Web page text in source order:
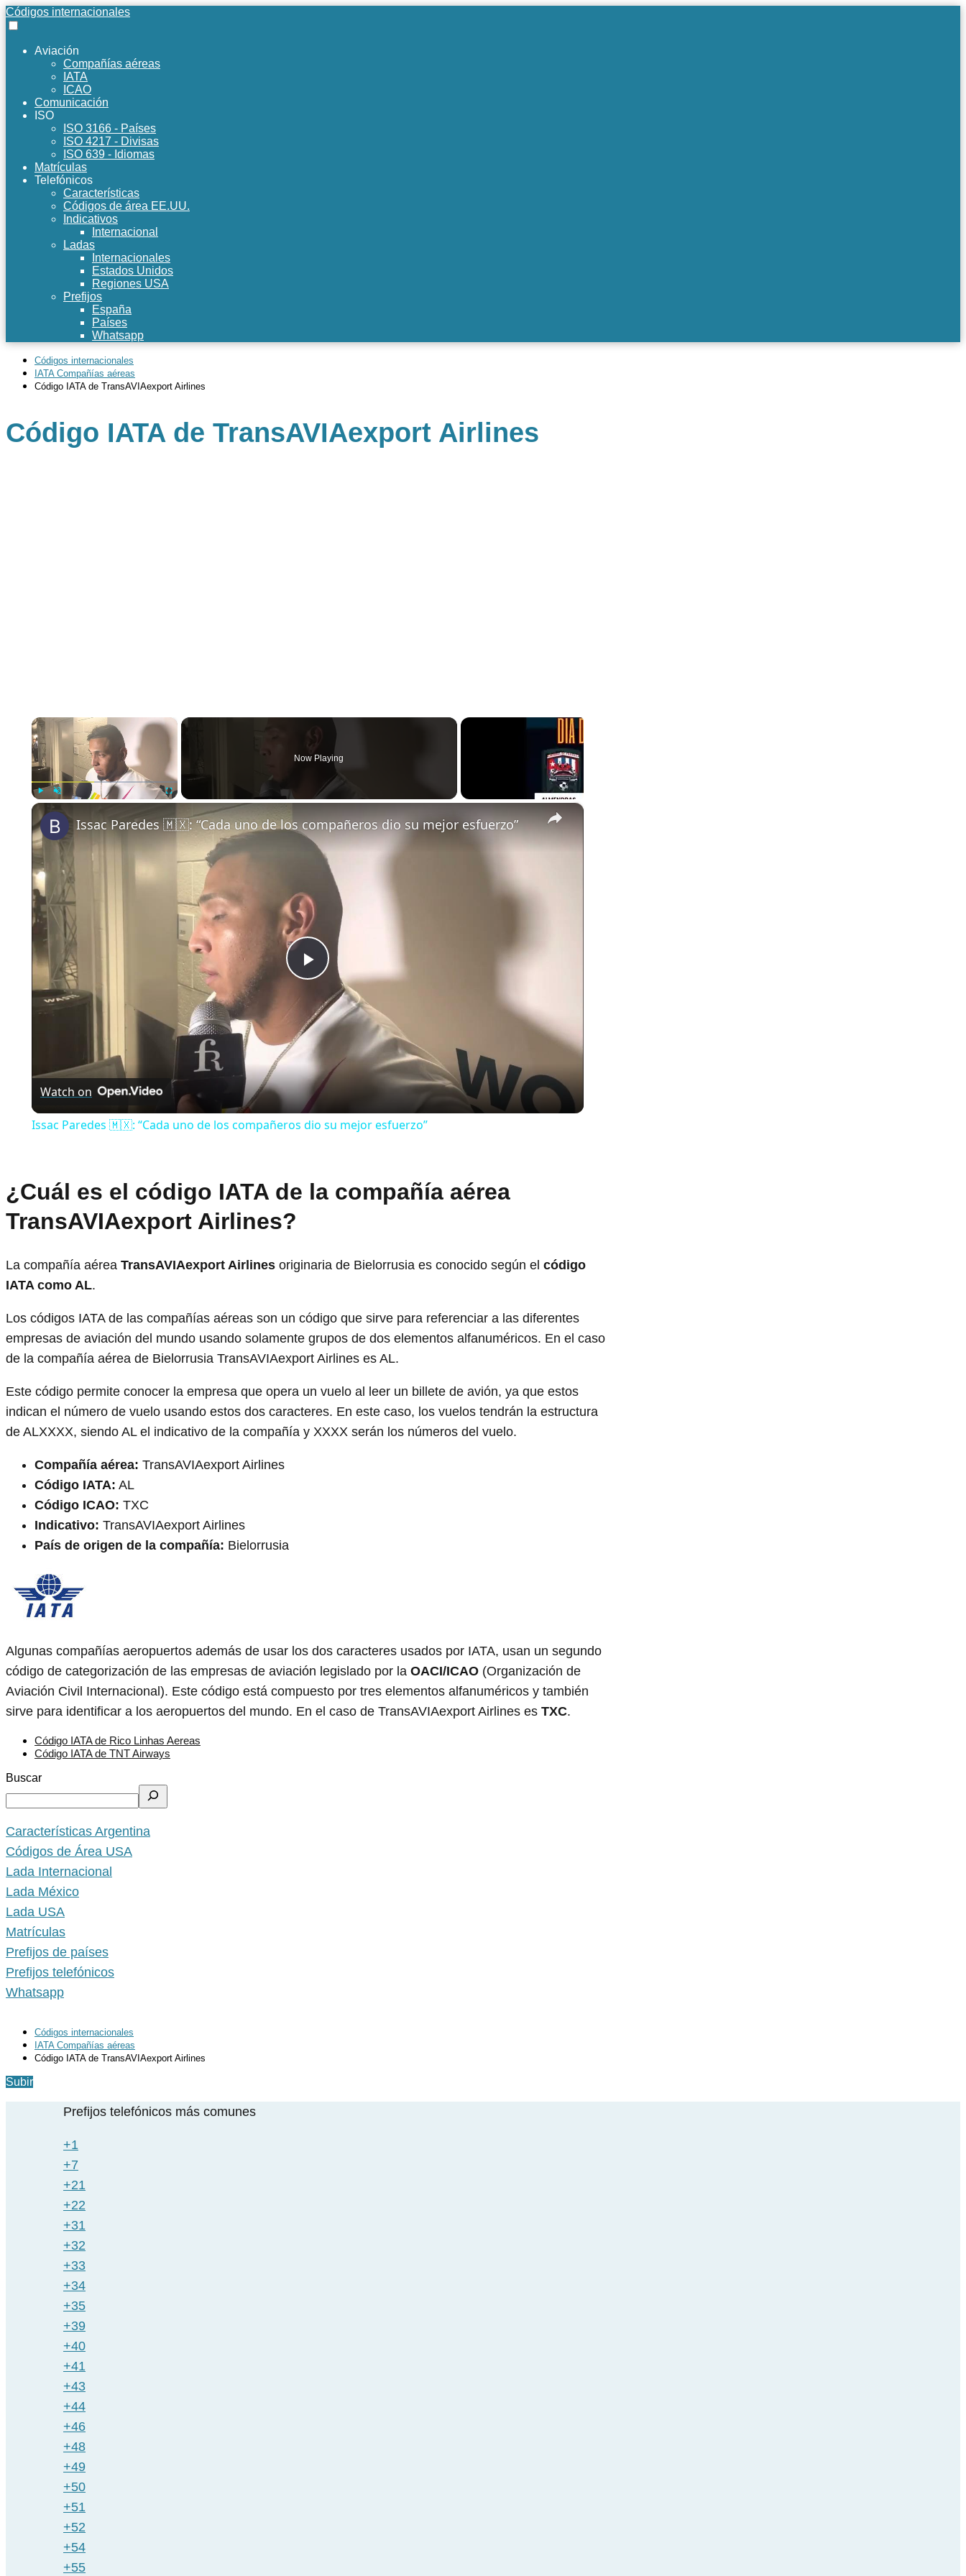
Códigos internacionales
Aviación
Compañías aéreas
IATA
ICAO
Comunicación
ISO
ISO 3166 - Países
ISO 4217 - Divisas
ISO 639 - Idiomas
Matrículas
Telefónicos
Características
Códigos de área EE.UU.
Indicativos
Internacional
Ladas
Internacionales
Estados Unidos
Regiones USA
Prefijos
España
Países
Whatsapp
Códigos internacionales
IATA Compañías aéreas
Código IATA de TransAVIAexport Airlines
Código IATA de TransAVIAexport Airlines
×
Now Playing
×
Play
Video
Issac Paredes 🇲🇽: “Cada uno de los compañeros dio su mejor esfuerzo”
Watch on
Issac Paredes 🇲🇽: “Cada uno de los compañeros dio su mejor esfuerzo”
¿Cuál es el código IATA de la compañía aérea
TransAVIAexport Airlines?
La compañía aérea TransAVIAexport Airlines originaria de Bielorrusia es conocido según el código
IATA como AL.
Los códigos IATA de las compañías aéreas son un código que sirve para referenciar a las diferentes
empresas de aviación del mundo usando solamente grupos de dos elementos alfanuméricos. En el caso
de la compañía aérea de Bielorrusia TransAVIAexport Airlines es AL.
Este código permite conocer la empresa que opera un vuelo al leer un billete de avión, ya que estos
indican el número de vuelo usando estos dos caracteres. En este caso, los vuelos tendrán la estructura
de ALXXXX, siendo AL el indicativo de la compañía y XXXX serán los números del vuelo.
Compañía aérea: TransAVIAexport Airlines
Código IATA: AL
Código ICAO: TXC
Indicativo: TransAVIAexport Airlines
País de origen de la compañía: Bielorrusia
Algunas compañías aeropuertos además de usar los dos caracteres usados por IATA, usan un segundo
código de categorización de las empresas de aviación legislado por la OACI/ICAO (Organización de
Aviación Civil Internacional). Este código está compuesto por tres elementos alfanuméricos y también
sirve para identificar a los aeropuertos del mundo. En el caso de TransAVIAexport Airlines es TXC.
Código IATA de Rico Linhas Aereas
Código IATA de TNT Airways
Buscar
Características Argentina
Códigos de Área USA
Lada Internacional
Lada México
Lada USA
Matrículas
Prefijos de países
Prefijos telefónicos
Whatsapp
Códigos internacionales
IATA Compañías aéreas
Código IATA de TransAVIAexport Airlines
Subir
Prefijos telefónicos más comunes
+1
+7
+21
+22
+31
+32
+33
+34
+35
+39
+40
+41
+43
+44
+46
+48
+49
+50
+51
+52
+54
+55